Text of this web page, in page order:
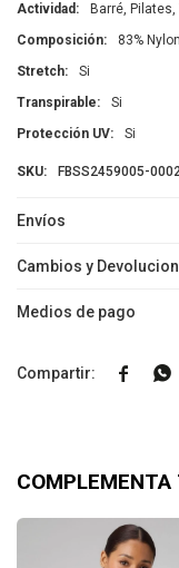
Actividad
Barré,
Composición
83%
Stretch
Si
Transpirable
Si
Protección UV
Si
FBSS2459005-
Envíos
Cambios y
Medios de pago
 